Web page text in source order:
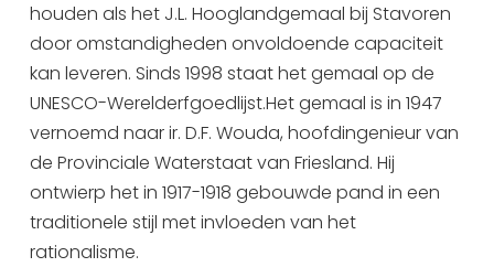
Veel bezochte pagina's:
Top 10 leuke dingen
Vakantie vieren in Sneek
Uitgaan in Sneek
Overnachten in Sneek
Citygame Escapegame Sneek
Webcams
houden als het J.L. Hooglandgemaal bij Stavoren
door omstandigheden onvoldoende capaciteit
kan leveren. Sinds 1998 staat het gemaal op de
UNESCO-Werelderfgoedlijst.Het gemaal is in 1947
vernoemd naar ir. D.F. Wouda, hoofdingenieur van
de Provinciale Waterstaat van Friesland. Hij
ontwierp het in 1917-1918 gebouwde pand in een
traditionele stijl met invloeden van het
rationalisme.